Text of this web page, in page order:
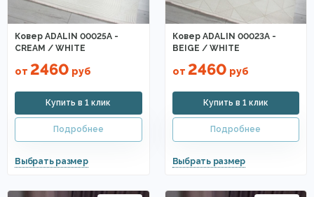
Терракотовые ковры Полушерстяные
Ковры Agnella Ковры из хит-сета
Art de Vivre Ковры на стену
Ковер ADALIN 00025A -
CREAM / WHITE
от 2460 руб
Ковер ADALIN 00023A -
BEIGE / WHITE
от 2460 руб